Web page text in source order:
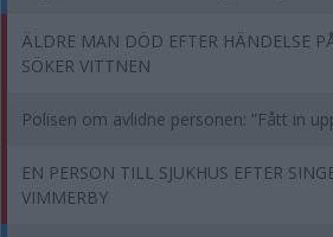
ÄLDRE MAN DÖD EFTER HÄNDELSE
SÖKER VITTNEN
Polisen om avlidne personen: ”Fått in
EN PERSON TILL SJUKHUS EFTER
VIMMERBY